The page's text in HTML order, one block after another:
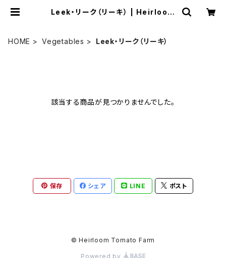
Leek・リーク（リーキ） | Heirloom
HOME Vegetables Leek・リーク（リーキ）
該当する商品が見つかりませんでした。
保存 シェア LINE ポスト
© Heirloom Tomato Farm
Powered by